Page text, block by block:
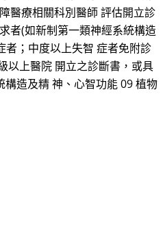
醫療相關科別醫師 評估開立診
者(如新制第一類神經系統構造
者；中度以上失智 症者免附診
以上醫院 開立之診斷書，或具
造及精 神、心智功能 09 植物